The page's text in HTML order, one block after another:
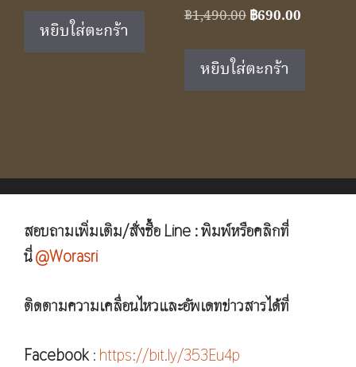
was:
฿1,190.00.
หยิบใส่ตะกร้า
฿1,490.00 Original
was:
฿1,490.00.
฿690.00Current
หยิบใส่ตะกร้า
สอบถามเพิ่มเติม/สั่งซื้อ Line : พิมพ์หรือคลิกที่
นี่@Worasri
ติดตามความเคลื่อนไหวและอัพเดทข่าวสารได้ที่
Facebook : https://bit.ly/353Eu4p